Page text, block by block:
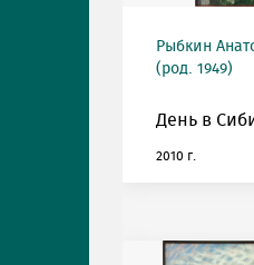
Рыбкин
(род. 1949)
День в
2010 г.